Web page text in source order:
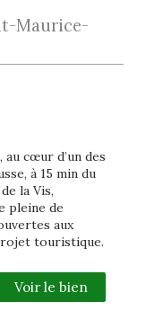
Maurice-
cœur d’un des
à 15 min du
la Vis,
pleine de
aux
touristique.
Voir le bien